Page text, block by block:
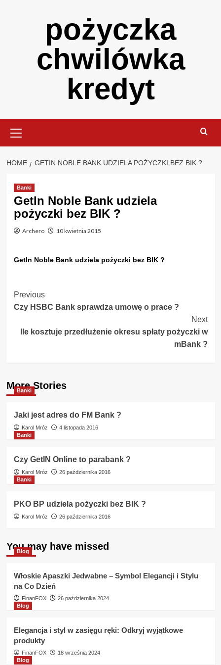
pożyczka
chwilówka
kredyt
Menu
HOME GETIN NOBLE BANK UDZIELA POŻYCZKI BEZ BIK ?
Banki
GetIn Noble Bank udziela
pożyczki bez BIK ?
Archero 10 kwietnia 2015
GetIn Noble Bank udziela pożyczki bez BIK ?
Post
Navigation
Previous
Czy HSBC Bank sprawdza umowę o prace ?
Next
Ile kosztuje przedłużenie okresu spłaty pożyczki w
mBank ?
More Stories
Banki
Jaki jest adres do FM Bank ?
Karol Mróz
4 listopada 2016
Banki
Czy GetIN Online to parabank ?
Karol Mróz
26 października 2016
Banki
PKO BP udziela pożyczki bez BIK ?
Karol Mróz 26 października 2016
You may have missed
Blog
Włoskie Apaszki Jedwabne – Symbol Elegancji i Stylu
na Co Dzień
FinanFOX
26 października 2024
Blog
Elegancja i styl w zasięgu ręki: Odkryj wyjątkowe
produkty
FinanFOX
18 września 2024
Blog